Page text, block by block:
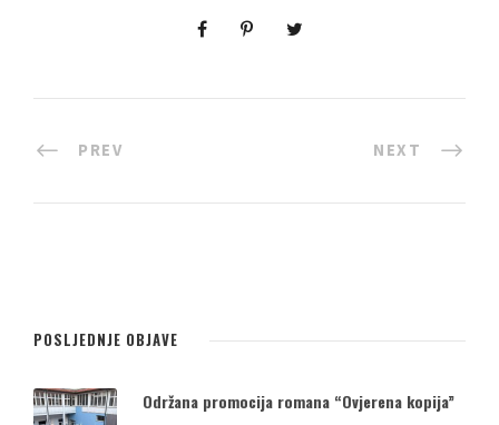
PREV NEXT
POSLJEDNJE OBJAVE
Održana promocija romana “Ovjerena kopija”